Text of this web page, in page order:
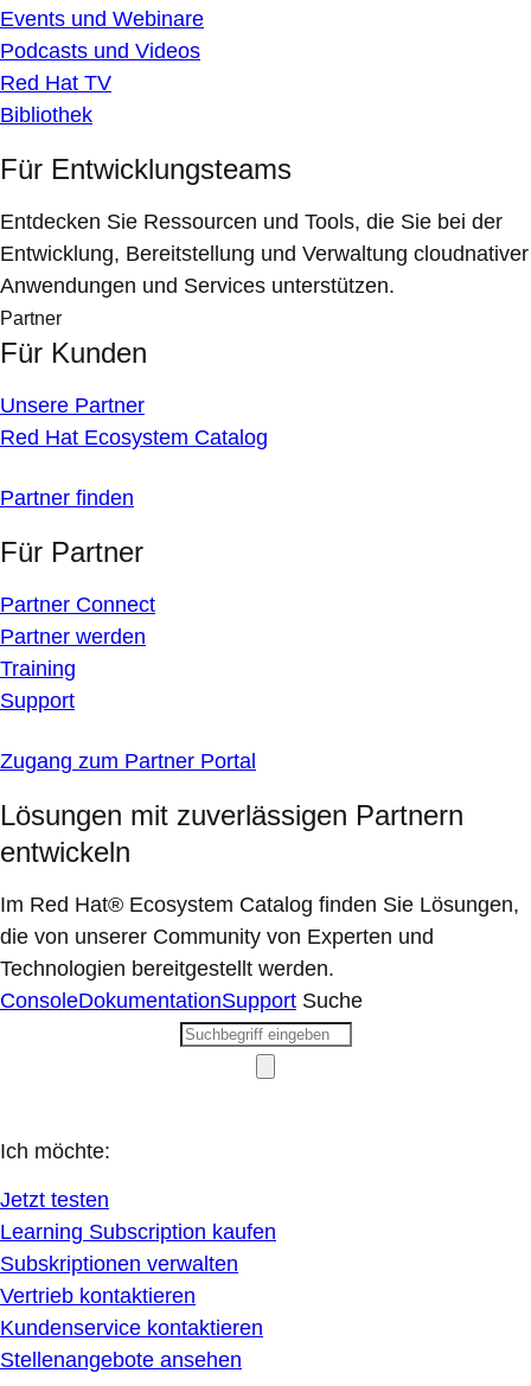
Events und Webinare
Podcasts und Videos
Red Hat TV
Bibliothek
Für Entwicklungsteams
Entdecken Sie Ressourcen und Tools, die Sie bei der
Entwicklung, Bereitstellung und Verwaltung cloudnativer
Anwendungen und Services unterstützen.
Partner
Für Kunden
Unsere Partner
Red Hat Ecosystem Catalog
Partner finden
Für Partner
Partner Connect
Partner werden
Training
Support
Zugang zum Partner Portal
Lösungen mit zuverlässigen Partnern
entwickeln
Im Red Hat® Ecosystem Catalog finden Sie Lösungen,
die von unserer Community von Experten und
Technologien bereitgestellt werden.
ConsoleDokumentationSupport Suche
Ich möchte:
Jetzt testen
Learning Subscription kaufen
Subskriptionen verwalten
Vertrieb kontaktieren
Kundenservice kontaktieren
Stellenangebote ansehen